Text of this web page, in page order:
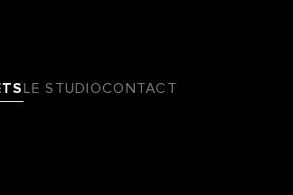
LE STUDIOCONTACT